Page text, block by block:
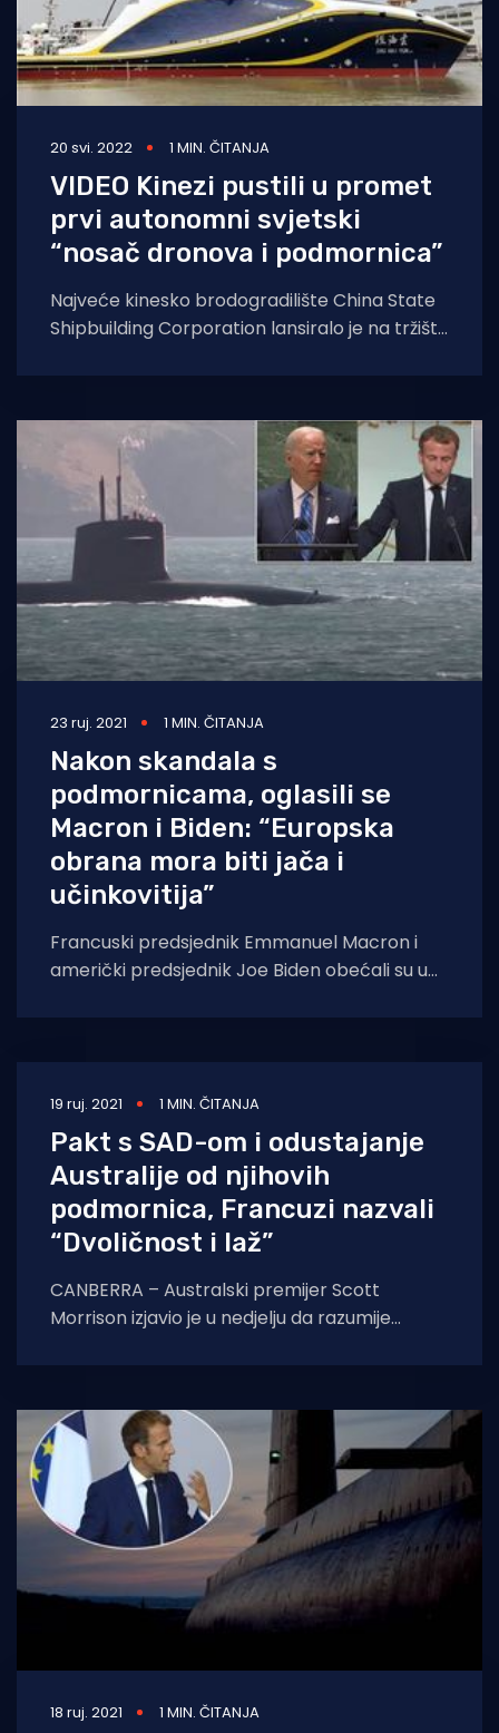
20 svi. 2022 1 MIN. ČITANJA
VIDEO Kinezi pustili u promet
prvi autonomni svjetski
“nosač dronova i podmornica”
Najveće kinesko brodogradilište China State
Shipbuilding Corporation lansiralo je na tržište
letjelica na svijetu koji
23 ruj. 2021 1 MIN. ČITANJA
Nakon skandala s
podmornicama, oglasili se
Macron i Biden: “Europska
obrana mora biti jača i
učinkovitija”
Francuski predsjednik Emmanuel Macron i
američki predsjednik Joe Biden obećali su u
vratiti povjerenje
19 ruj. 2021 1 MIN. ČITANJA
Pakt s SAD-om i odustajanje
Australije od njihovih
podmornica, Francuzi nazvali
“Dvoličnost i laž”
CANBERRA – Australski premijer Scott
Morrison izjavio je u nedjelju da razumije
Canberra otkazala ugovor
18 ruj. 2021 1 MIN. ČITANJA